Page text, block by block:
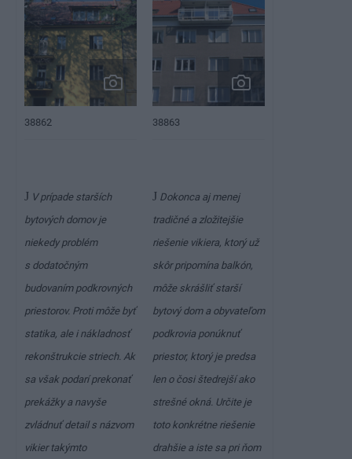
38862 38863
J V prípade starších
bytových domov je
niekedy problém
s dodatočným
budovaním podkrovných
priestorov. Proti môže byť
statika, ale i nákladnosť
rekonštrukcie striech. Ak
sa však podarí prekonať
prekážky a navyše
zvládnuť detail s názvom
vikier takýmto
J Dokonca aj menej
tradičné a zložitejšie
riešenie vikiera, ktorý už
skôr pripomína balkón,
môže skrášliť starší
bytový dom a obyvateľom
podkrovia ponúknuť
priestor, ktorý je predsa
len o čosi štedrejší ako
strešné okná. Určite je
toto konkrétne riešenie
drahšie a iste sa pri ňom